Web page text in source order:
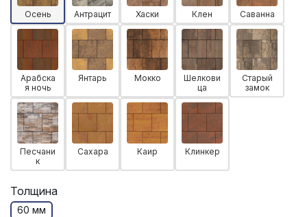
Осень Антрацит Хаски Клен Саванна
Арабска
я ночь
Янтарь Мокко
Шелкови
ца
Старый
замок
Песчани
к
Сахара Каир Клинкер
Толщина
60 мм